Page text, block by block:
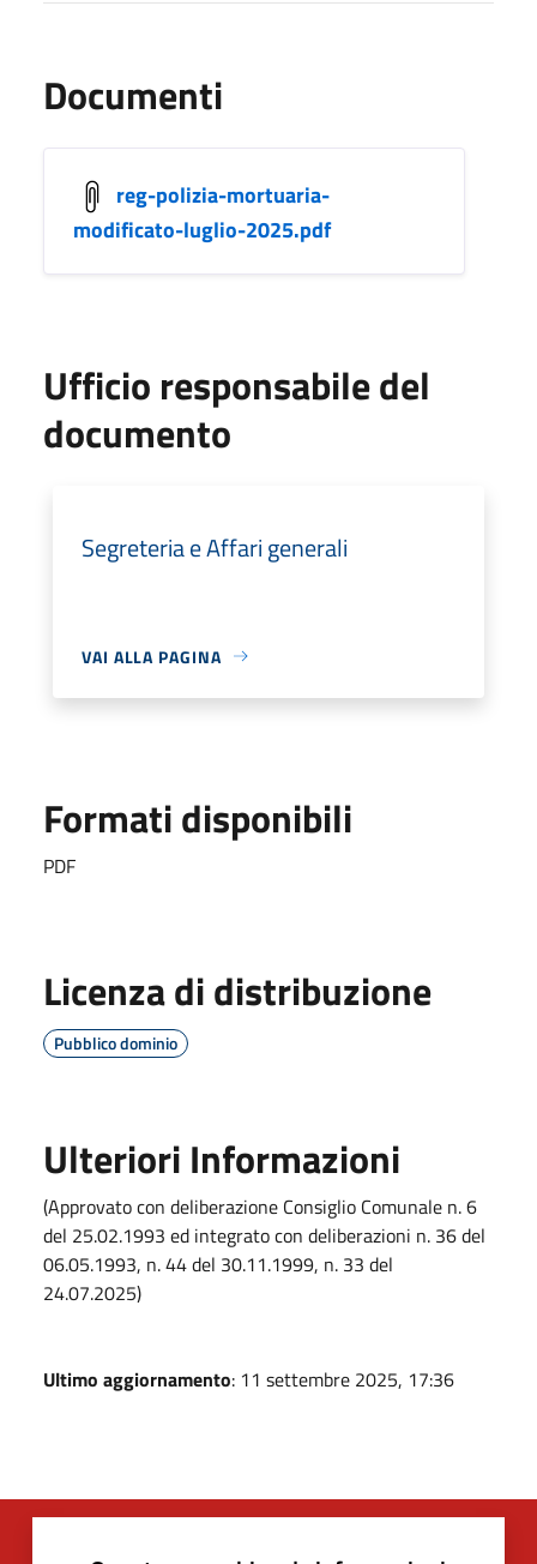
Documenti
reg-polizia-mortuaria-
modificato-luglio-2025.pdf
Ufficio responsabile del
documento
Segreteria e Affari generali
VAI ALLA PAGINA
Formati disponibili
PDF
Licenza di distribuzione
Pubblico dominio
Ulteriori Informazioni
(Approvato con deliberazione Consiglio Comunale n. 6
del 25.02.1993 ed integrato con deliberazioni n. 36 del
06.05.1993, n. 44 del 30.11.1999, n. 33 del
24.07.2025)
Ultimo aggiornamento: 11 settembre 2025, 17:36